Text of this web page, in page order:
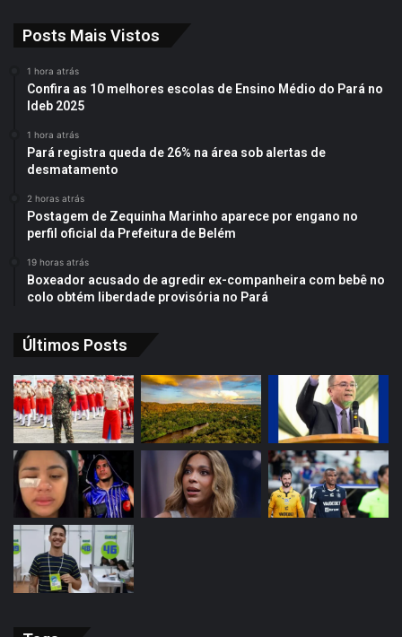
Posts Mais Vistos
1 hora atrás
Confira as 10 melhores escolas de Ensino Médio do Pará no
Ideb 2025
1 hora atrás
Pará registra queda de 26% na área sob alertas de
desmatamento
2 horas atrás
Postagem de Zequinha Marinho aparece por engano no
perfil oficial da Prefeitura de Belém
19 horas atrás
Boxeador acusado de agredir ex-companheira com bebê no
colo obtém liberdade provisória no Pará
Últimos Posts